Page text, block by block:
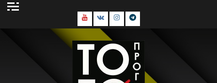
Skip
Youtube
В
контакте
Инстаграм
Телеграм